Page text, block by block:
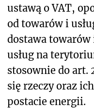
ustawą o VAT,
od towarów i
dostawa towarów
usług na
stosownie do art.
się rzeczy oraz
postacie energii.